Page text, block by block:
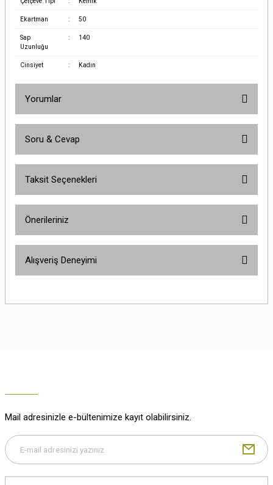
Ekartman : 50
Sap
Uzunluğu
: 140
Cinsiyet : Kadın
Yorumlar
Soru & Cevap
Taksit Seçenekleri
Önerileriniz
yetersiz gördüğünüz noktaları öneri formunu kullanarak tarafımıza
Gönder
Alışveriş Deneyimi
M... K... | 29/12/2025
Mail adresinizle e-bültenimize kayıt olabilirsiniz.